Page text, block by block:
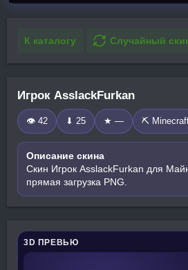
К каталогу Случайный
Игрок AsslackFurkan
👁 42 ⬇ 25 ★ — ⛏️
Описание скина
Скин Игрок AsslackFurkan для
прямая загрузка PNG.
3D ПРЕВЬЮ